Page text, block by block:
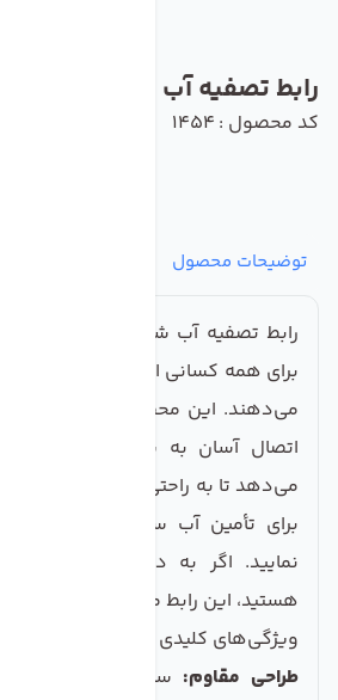
رابط تصفیه آب شیلنگ 6 به 10
کد محصول : 1454
توضیحات محصول
برای همه کسانی است که به کیفیت
می‌دهند. این محصول با طراحی
اتصال آسان به شیلنگ‌های تصفیه
می‌دهد تا به راحتی و بدون هیچ
برای تأمین آب سالم و خالص برای
نمایید. اگر به دنبال بهبود
هستید، این رابط می‌تواند گزینه‌ای
ویژگی‌های کلیدی محصول
طراحی مقاوم: ساخته شده از مواد